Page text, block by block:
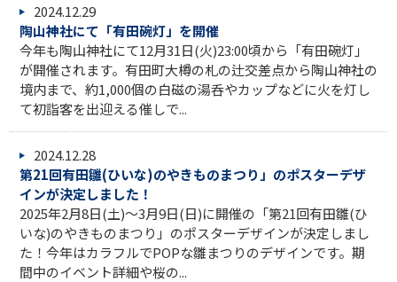
2024.12.29
陶山神社にて「有田碗灯」を開催
今年も陶山神社にて12月31日(火)23:00頃から「有田碗灯」
が開催されます。有田町大樽の札の辻交差点から陶山神社の
境内まで、約1,000個の白磁の湯呑やカップなどに火を灯し
て初詣客を出迎える催しで...
2024.12.28
第21回有田雛(ひいな)のやきものまつり」のポスターデザ
インが決定しました！
2025年2月8日(土)～3月9日(日)に開催の「第21回有田雛(ひ
いな)のやきものまつり」のポスターデザインが決定しまし
た！今年はカラフルでPOPな雛まつりのデザインです。期
間中のイベント詳細や桜の...